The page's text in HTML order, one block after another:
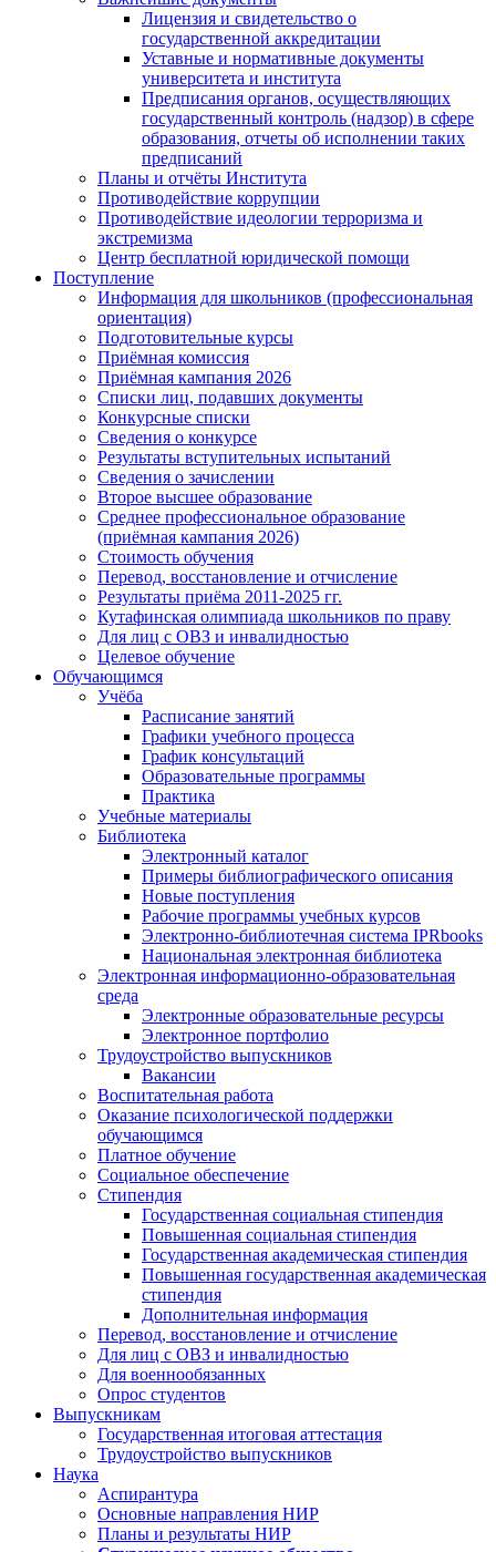
Лицензия и свидетельство о
государственной аккредитации
Уставные и нормативные документы
университета и института
Предписания органов, осуществляющих
государственный контроль (надзор) в сфере
образования, отчеты об исполнении таких
предписаний
Планы и отчёты Института
Противодействие коррупции
Противодействие идеологии терроризма и
экстремизма
Центр бесплатной юридической помощи
Поступление
Информация для школьников (профессиональная
ориентация)
Подготовительные курсы
Приёмная комиссия
Приёмная кампания 2026
Списки лиц, подавших документы
Конкурсные списки
Сведения о конкурсе
Результаты вступительных испытаний
Сведения о зачислении
Второе высшее образование
Среднее профессиональное образование
(приёмная кампания 2026)
Стоимость обучения
Перевод, восстановление и отчисление
Результаты приёма 2011-2025 гг.
Кутафинская олимпиада школьников по праву
Для лиц с ОВЗ и инвалидностью
Целевое обучение
Обучающимся
Учёба
Расписание занятий
Графики учебного процесса
График консультаций
Образовательные программы
Практика
Учебные материалы
Библиотека
Электронный каталог
Примеры библиографического описания
Новые поступления
Рабочие программы учебных курсов
Электронно-библиотечная система IPRbooks
Национальная электронная библиотека
Электронная информационно-образовательная
среда
Электронные образовательные ресурсы
Электронное портфолио
Трудоустройство выпускников
Вакансии
Воспитательная работа
Оказание психологической поддержки
обучающимся
Платное обучение
Социальное обеспечение
Стипендия
Государственная социальная стипендия
Повышенная социальная стипендия
Государственная академическая стипендия
Повышенная государственная академическая
стипендия
Дополнительная информация
Перевод, восстановление и отчисление
Для лиц с ОВЗ и инвалидностью
Для военнообязанных
Опрос студентов
Выпускникам
Государственная итоговая аттестация
Трудоустройство выпускников
Наука
Аспирантура
Основные направления НИР
Планы и результаты НИР